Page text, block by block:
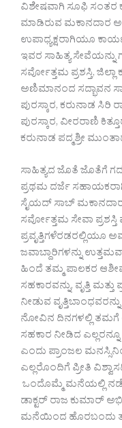
ವಿಶೇಷವಾಗಿ ಸೂಫಿ ಸಂತರ
ಮಾಡಿರುವ ಮಕಾನದಾರ
ಉಪಾಧ್ಯಕ್ಷರಾಗಿಯೂ
ಇವರ ಸಾಹಿತ್ಯ ಸೇವೆಯನ್ನು
ಸರ್ವೋತ್ತಮ ಪ್ರಶಸ್ತಿ, ಜಿಲ್ಲಾ
ಅಣಿಮಾನಂದ ಸದ್ಭಾವನ
ಪುರಸ್ಕಾರ, ಕರುನಾಡ ಸಿರಿ
ಪುರಸ್ಕಾರ, ವೀರರಾಣಿ
ಕರುನಾಡ ಪದ್ಮಶ್ರೀ
ಸಾಹಿತ್ಯದ ಜೊತೆ ಜೊತೆಗೆ
ಪ್ರಥಮ ದರ್ಜೆ
ಸೈಯದ್ ಸಾಬ್
ಸರ್ವೋತ್ತಮ ಸೇವಾ ಪ್ರಶಸ್ತಿ
ಪ್ರವೃತ್ತಿಗಳೆರಡರಲ್ಲಿಯೂ
ಜವಾಬ್ದಾರಿಗಳನ್ನು
ಹಿಂದೆ ತಮ್ಮ ಪಾಲಕರ
ಸಹಕಾರವನ್ನು, ವೃತ್ತಿ
ನೀಡುವ
ನೋವಿನ ದಿನಗಳಲ್ಲಿ ತಮಗೆ
ಸಹಕಾರ ನೀಡಿದ
ಎಂದು ಪ್ರಾಂಜಲ
ಎಲ್ಲರೊಂದಿಗೆ ಪ್ರೀತಿ
ಒಂದೊಮ್ಮೆ ಮನೆಯಲ್ಲಿ
ಡಾಕ್ಟರ್ ರಾಜ ಕುಮಾರ್
ಮನೆಯಿಂದ ಹೊರಬಂದು